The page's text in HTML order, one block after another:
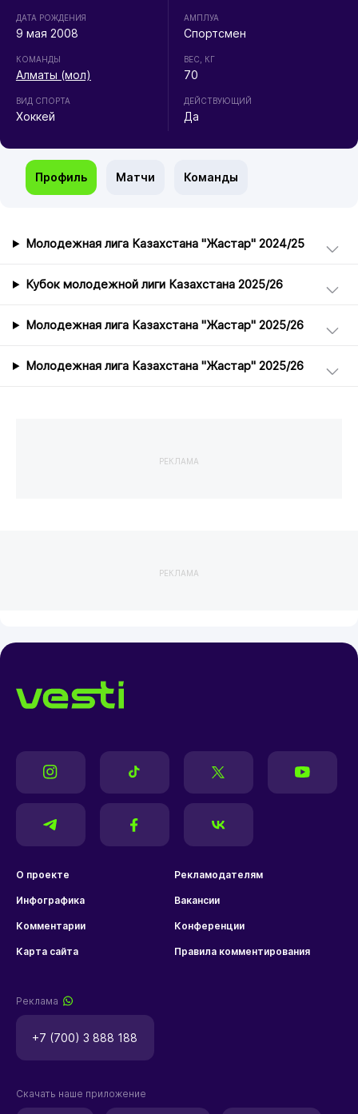
ДАТА РОЖДЕНИЯ
9 мая 2008
КОМАНДЫ
Алматы (мол)
ВИД СПОРТА
Хоккей
АМПЛУА
Спортсмен
ВЕС, КГ
70
ДЕЙСТВУЮЩИЙ
Да
Профиль Матчи Команды
Молодежная лига Казахстана "Жастар" 2024/25
Кубок молодежной лиги Казахстана 2025/26
Молодежная лига Казахстана "Жастар" 2025/26
Молодежная лига Казахстана "Жастар" 2025/26
РЕКЛАМА
РЕКЛАМА
О проекте Рекламодателям
Инфографика Вакансии
Комментарии Конференции
Карта сайта Правила комментирования
Реклама
+7 (700) 3 888 188
Скачать наше приложение